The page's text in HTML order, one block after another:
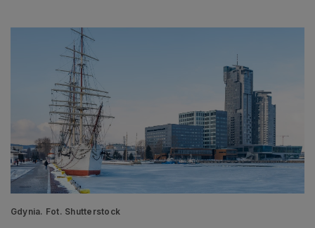
Gdynia. Fot. Shutterstock